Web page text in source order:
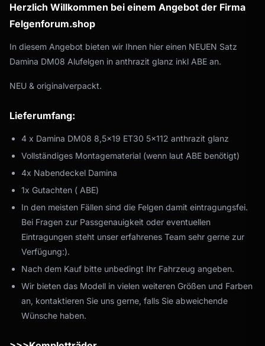
Herzlich Willkommen bei einem Angebot der Firma
Felgenforum.shop
In diesem Angebot bieten wir Ihnen hier einen NEUEN Satz
Damina DM08 Alufelgen in anthrazit glanz inkl ABE an.
NEU & originalverpackt.
Lieferumfang:
4 x Damina DM08 8,5x19 ET30 5x112 anthrazit glanz
Vollständiges Montagematerial (wenn laut ABE benötigt)
4x Nabendeckel Damina
1x Gutachten ( ABE)
In den meisten Fällen sind die Felgen damit eintragungsfei.
Bei Fragen zur Passgenauigkeit oder eventuellen
Eintragungen steht unser erfahrenes Team sehr gerne zur
Verfügung:).
Nach dem Kauf bitte unbedingt Ihr Fahrzeug angeben.
Wir bieten das Modell in vielen weiteren Größen und Farben
an, kontaktieren Sie uns gerne, falls Sie abweichende
Wünsche haben.